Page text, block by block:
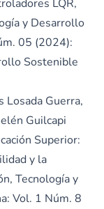
LQR,
y Desarrollo
05 (2024):
Sostenible
Losada Guerra,
Guilcapi
Superior:
y la
Tecnología y
Vol. 1 Núm. 8